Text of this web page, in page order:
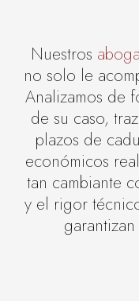
Nuestros
no solo le
Analizamos de
de su caso,
plazos de
económicos
tan cambiante
y el rigor